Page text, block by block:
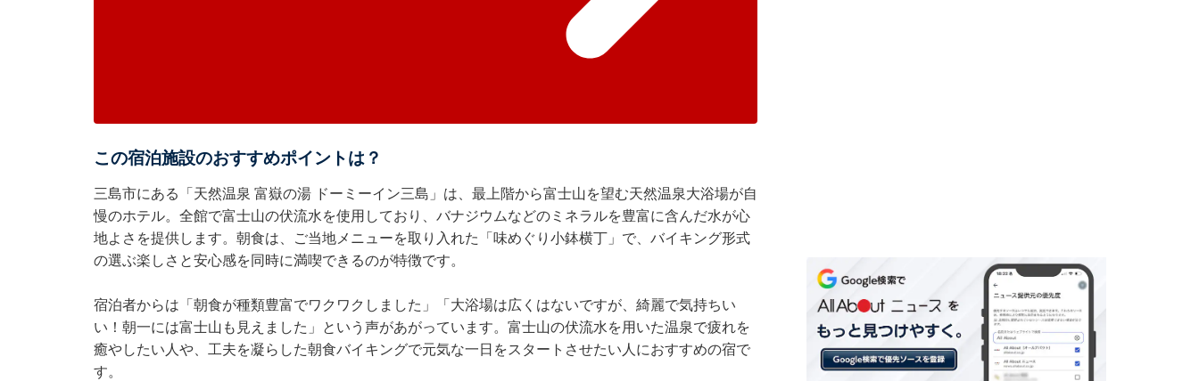
この宿泊施設のおすすめポイントは？
三島市にある「天然温泉 富嶽の湯 ドーミーイン三島」は、最上階から富士山を望む天然温泉大浴場が自
慢のホテル。全館で富士山の伏流水を使用しており、バナジウムなどのミネラルを豊富に含んだ水が心
地よさを提供します。朝食は、ご当地メニューを取り入れた「味めぐり小鉢横丁」で、バイキング形式
の選ぶ楽しさと安心感を同時に満喫できるのが特徴です。
宿泊者からは「朝食が種類豊富でワクワクしました」「大浴場は広くはないですが、綺麗で気持ちい
い！朝一には富士山も見えました」という声があがっています。富士山の伏流水を用いた温泉で疲れを
癒やしたい人や、工夫を凝らした朝食バイキングで元気な一日をスタートさせたい人におすすめの宿で
す。